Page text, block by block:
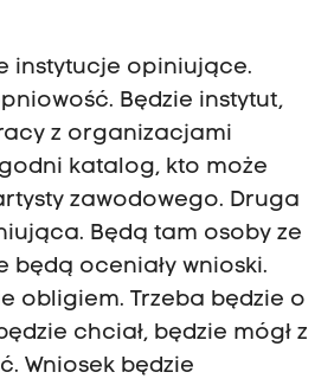
instytucje opiniujące.
Będzie instytut,
z organizacjami
katalog, kto może
zawodowego. Druga
Będą tam osoby ze
będą oceniały wnioski.
obligiem. Trzeba będzie o
chciał, będzie mógł z
Wniosek będzie